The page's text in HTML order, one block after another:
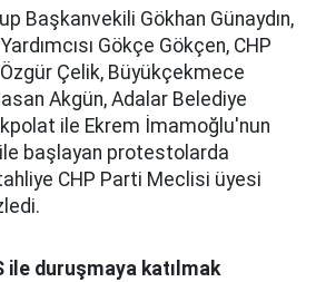
Başkanvekili Gökhan Günaydın,
Gökçe Gökçen, CHP
Çelik, Büyükçekmece
Akgün, Adalar Belediye
ile Ekrem İmamoğlu'nun
ile başlayan protestolarda
CHP Parti Meclisi üyesi
ile duruşmaya katılmak